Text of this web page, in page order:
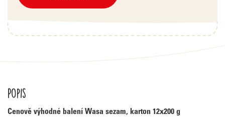
Popis
Cenově výhodné balení Wasa sezam, karton 12x200 g